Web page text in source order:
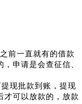
前一直就有的借款
申请是会查征信、
现批款到账，提现
才可以放款的，放款